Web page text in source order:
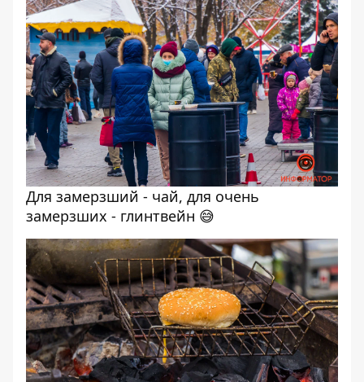
Для замерзший - чай, для очень
замерзших - глинтвейн 😅